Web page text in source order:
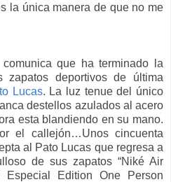
la única manera de que no me
que ha terminado la
zapatos deportivos de última
Lucas. La luz tenue del único
destellos azulados al acero
esta blandiendo en su mano.
el callejón…Unos cincuenta
al Pato Lucas que regresa a
de sus zapatos “Niké Air
Edition One Person